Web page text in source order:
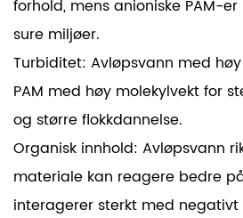
forhold, mens anioniske PAM-
sure miljøer.
Turbiditet: Avløpsvann med
PAM med høy molekylvekt for
og større flokkdannelse.
Organisk innhold: Avløpsvann
materiale kan reagere bedre
interagerer sterkt med